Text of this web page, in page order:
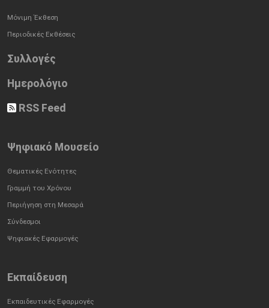
Μόνιμη Έκθεση
Περιοδικές Εκθέσεις
Συλλογές
Ημερολόγιο
RSS Feed
Ψηφιακό Μουσείο
Θεματικές Ενότητες
Γραμμή του Χρόνου
Περιήγηση στη Μεσαρά
Σύνδεσμοι
Ψηφιακές Εφαρμογές
Εκπαίδευση
Εκπαιδευτικές Εφαρμογές